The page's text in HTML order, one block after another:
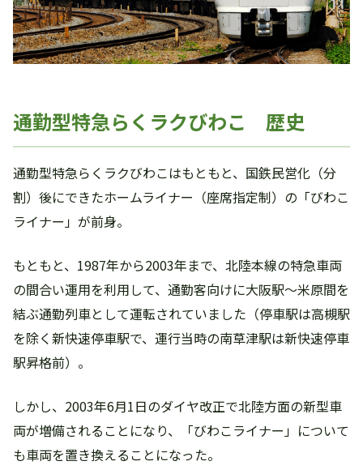
通勤型特急らくラクびわこ 歴史
通勤型特急らくラクびわこはもともと、国鉄民営化（分
割）後にできたホームライナー（座席指定制）の「びわこ
ライナー」が前身。
もともと、1987年から2003年まで、北陸本線の特急車両
の間合い運用を利用して、通勤客向けに大阪駅～米原間を
結ぶ通勤列車として運転されていました（停車駅は高槻駅
を除く新快速停車駅で、運行当時の南草津駅は新快速停車
駅昇格前）。
しかし、2003年6月1日のダイヤ改正で北陸方面の新型車
両が増備されることになり、「びわこライナー」について
も車両を置き換えることになった。